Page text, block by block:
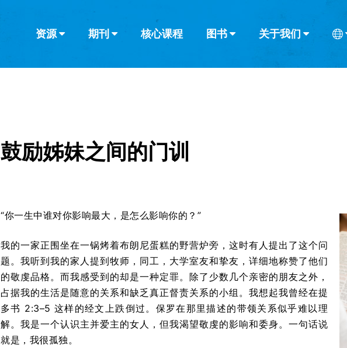
资源 期刊 核心课程 图书 关于我们
查看全部
查看全部
鼓励姊妹之间的门训
“你一生中谁对你影响最大，是怎么影响你的？”
我的一家正围坐在一锅烤着布朗尼蛋糕的野营炉旁，这时有人提出了这个问
题。我听到我的家人提到牧师，同工，大学室友和挚友，详细地称赞了他们
的敬虔品格。而我感受到的却是一种定罪。除了少数几个亲密的朋友之外，
占据我的生活是随意的关系和缺乏真正督责关系的小组。我想起我曾经在提
多书 2:3–5 这样的经文上跌倒过。保罗在那里描述的带领关系似乎难以理
解。我是一个认识主并爱主的女人，但我渴望敬虔的影响和委身。一句话说
就是，我很孤独。